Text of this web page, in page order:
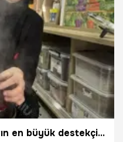
Ramazan'da oruç tutanların en büyük destekçisi! Hem acıktırmıyor hem de susatmıyor